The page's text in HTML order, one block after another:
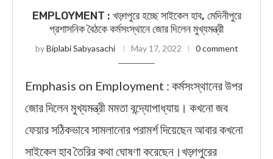
EMPLOYMENT : খড়্গপুরে হচ্ছে সাইকেল হাব, মেদিনীপুরে
প্রশাসনিক বৈঠকে কর্মসংস্থানে জোর দিলেন মুখ্যমন্ত্রী
byBiplabi Sabyasachi May 17, 2022 0 comment
Emphasis on Employment : কর্মসংস্থানের উপর
জোর দিলেন মুখ্যমন্ত্রী মমতা বন্দ্যোপাধ্যায়। কখনো জব
ফেয়ার সঠিকভাবে সামলানোর পরামর্শ দিয়েছেন আবার কখনো
সাইকেল হাব তৈরির কথা ঘোষণা করেছেন।খড়্গপুরের